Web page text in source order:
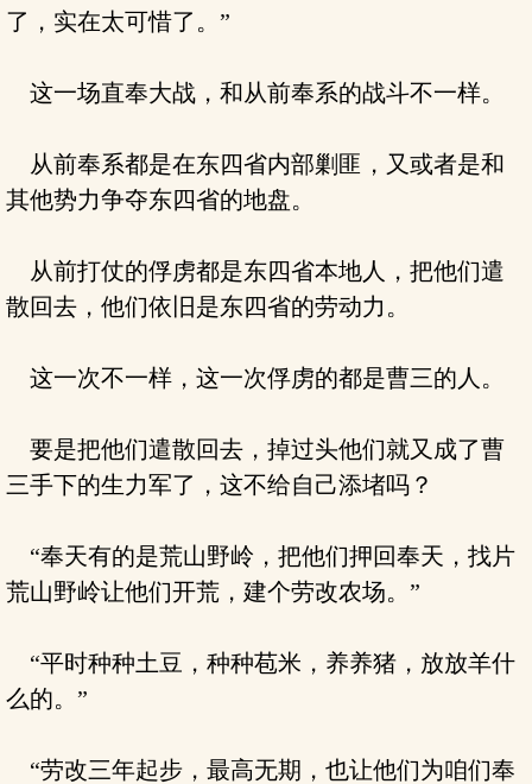
了，实在太可惜了。”
这一场直奉大战，和从前奉系的战斗不一样。
从前奉系都是在东四省内部剿匪，又或者是和
其他势力争夺东四省的地盘。
从前打仗的俘虏都是东四省本地人，把他们遣
散回去，他们依旧是东四省的劳动力。
这一次不一样，这一次俘虏的都是曹三的人。
要是把他们遣散回去，掉过头他们就又成了曹
三手下的生力军了，这不给自己添堵吗？
“奉天有的是荒山野岭，把他们押回奉天，找片
荒山野岭让他们开荒，建个劳改农场。”
“平时种种土豆，种种苞米，养养猪，放放羊什
么的。”
“劳改三年起步，最高无期，也让他们为咱们奉